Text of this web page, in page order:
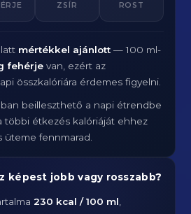
ZSÍR ROST
mértékkel ajánlott — 100 ml-
fehérje van, ezért az
összkalóriára érdemes figyelni.
beilleszthető a napi étrendbe
többi étkezés kalóriáját ehhez
üteme fennmarad.
képest jobb vagy rosszabb?
230 kcal / 100 ml